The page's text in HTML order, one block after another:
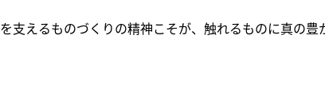
支えるものづくりの精神こそが、触れるものに真の豊